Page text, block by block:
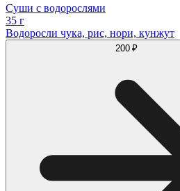
Суши с водорослями
35 г
Водоросли чука, рис, нори, кунжут
200 ₽